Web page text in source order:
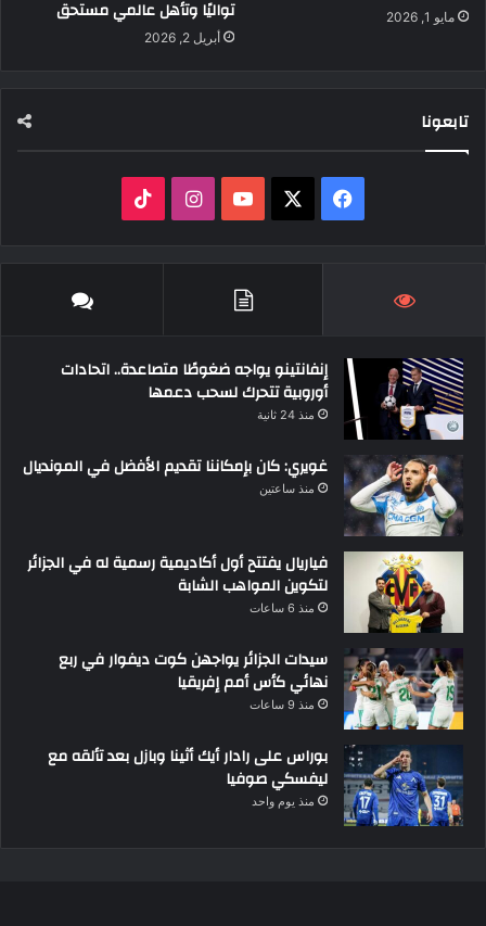
مايو 1, 2026 تواليًا وتأهل عالمي مستحق
أبريل 2, 2026
تابعونا
فيسبوك ‫YouTubeانستقرام
إنفانتينو يواجه ضغوطًا متصاعدة.. اتحادات
أوروبية تتحرك لسحب دعمها
منذ 24 ثانية
غويري: كان بإمكاننا تقديم الأفضل في المونديال
منذ ساعتين
فياريال يفتتح أول أكاديمية رسمية له في الجزائر
لتكوين المواهب الشابة
منذ 6 ساعات
سيدات الجزائر يواجهن كوت ديفوار في ربع
نهائي كأس أمم إفريقيا
منذ 9 ساعات
بوراس على رادار أيك أثينا وبازل بعد تألقه مع
ليفسكي صوفيا
منذ يوم واحد